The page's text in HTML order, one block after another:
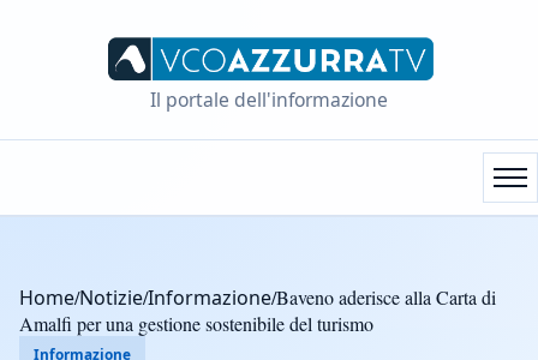
Il portale dell'informazione
Home/Notizie/Informazione/Baveno aderisce alla Carta di
Amalfi per una gestione sostenibile del turismo
Informazione